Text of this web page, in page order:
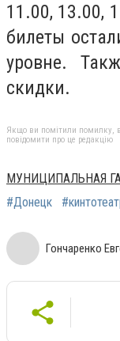
11.00, 13.00,
билеты
уровне.
скидки.
Якщо ви помітили помилку,
повідомити про це редакцію
МУНИЦИПАЛЬНАЯ
#Донецк
Гончаренко